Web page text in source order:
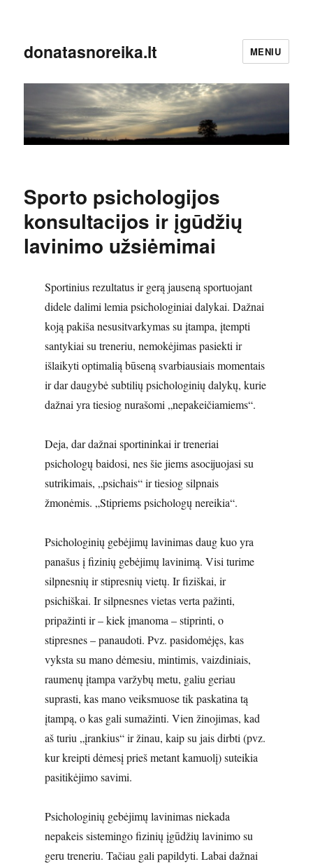
donatasnoreika.lt MENIU
Sporto psichologijos
konsultacijos ir įgūdžių
lavinimo užsiėmimai
Sportinius rezultatus ir gerą jauseną sportuojant
didele dalimi lemia psichologiniai dalykai. Dažnai
koją pakiša nesusitvarkymas su įtampa, įtempti
santykiai su treneriu, nemokėjimas pasiekti ir
išlaikyti optimalią būseną svarbiausiais momentais
ir dar daugybė subtilių psichologinių dalykų, kurie
dažnai yra tiesiog nurašomi „nepakeičiamiems“.
Deja, dar dažnai sportininkai ir treneriai
psichologų baidosi, nes šie jiems asocijuojasi su
sutrikimais, „psichais“ ir tiesiog silpnais
žmonėmis. „Stipriems psichologų nereikia“.
Psichologinių gebėjimų lavinimas daug kuo yra
panašus į fizinių gebėjimų lavinimą. Visi turime
silpnesnių ir stipresnių vietų. Ir fiziškai, ir
psichiškai. Ir silpnesnes vietas verta pažinti,
pripažinti ir – kiek įmanoma – stiprinti, o
stipresnes – panaudoti. Pvz. pasidomėjęs, kas
vyksta su mano dėmesiu, mintimis, vaizdiniais,
raumenų įtampa varžybų metu, galiu geriau
suprasti, kas mano veiksmuose tik paskatina tą
įtampą, o kas gali sumažinti. Vien žinojimas, kad
aš turiu „įrankius“ ir žinau, kaip su jais dirbti (pvz.
kur kreipti dėmesį prieš metant kamuolį) suteikia
pasitikėjimo savimi.
Psichologinių gebėjimų lavinimas niekada
nepakeis sistemingo fizinių įgūdžių lavinimo su
geru treneriu. Tačiau gali papildyti. Labai dažnai